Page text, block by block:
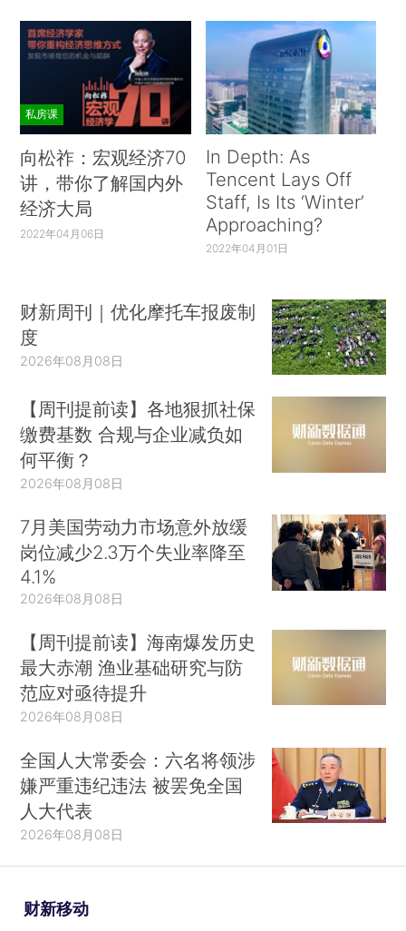
私房课
向松祚：宏观经济70
讲，带你了解国内外
经济大局
2022年04月06日
In Depth: As
Tencent Lays Off
Staff, Is Its ‘Winter’
Approaching?
2022年04月01日
财新周刊｜优化摩托车报废制
度
2026年08月08日
【周刊提前读】各地狠抓社保
缴费基数 合规与企业减负如
何平衡？
2026年08月08日
7月美国劳动力市场意外放缓
岗位减少2.3万个失业率降至
4.1%
2026年08月08日
【周刊提前读】海南爆发历史
最大赤潮 渔业基础研究与防
范应对亟待提升
2026年08月08日
全国人大常委会：六名将领涉
嫌严重违纪违法 被罢免全国
人大代表
2026年08月08日
财新移动